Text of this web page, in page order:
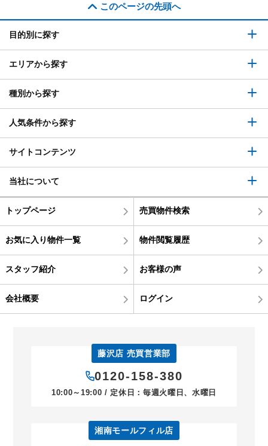
このページの先頭へ
目的別に探す
エリアから探す
種別から探す
人気条件から探す
サイトコンテンツ
当社について
トップページ 売買物件検索
お気に入り物件一覧 物件閲覧履歴
スタッフ紹介 お客様の声
会社概要 ログイン
藤沢店 売買営業部
0120-158-380
10:00～19:00 / 定休日：毎週火曜日、水曜日
湘南モールフィル店